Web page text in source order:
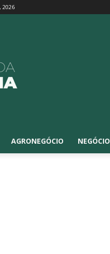
2026
AGRONEGÓCIO NEGÓCIO